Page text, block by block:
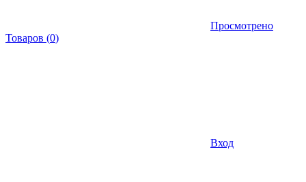
Просмотрено
Товаров (0)
Вход